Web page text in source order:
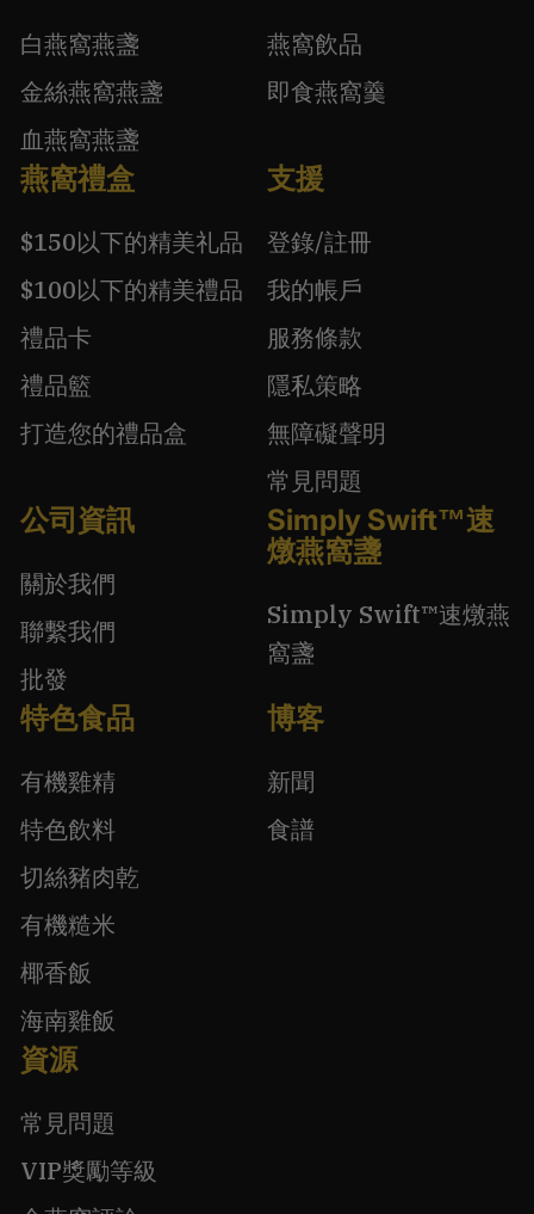
白燕窩燕盞
金絲燕窩燕盞
血燕窩燕盞
燕窩飲品
即食燕窩羹
燕窩禮盒
$150以下的精美礼品
$100以下的精美禮品
禮品卡
禮品籃
打造您的禮品盒
支援
登錄/註冊
我的帳戶
服務條款
隱私策略
無障礙聲明
常見問題
公司資訊
關於我們
聯繫我們
批發
Simply Swift™速
燉燕窩盞
Simply Swift™速燉燕
窩盞
特色食品
有機雞精
特色飲料
切絲豬肉乾
有機糙米
椰香飯
海南雞飯
博客
新聞
食譜
資源
常見問題
VIP獎勵等級